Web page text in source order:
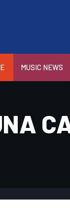
MUSIC NEWS